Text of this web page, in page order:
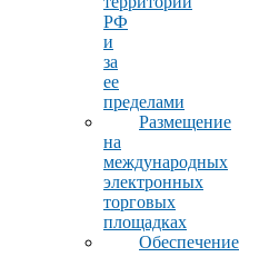
РФ
и
за
ее
пределами
Размещение
на
международных
электронных
торговых
площадках
Обеспечение